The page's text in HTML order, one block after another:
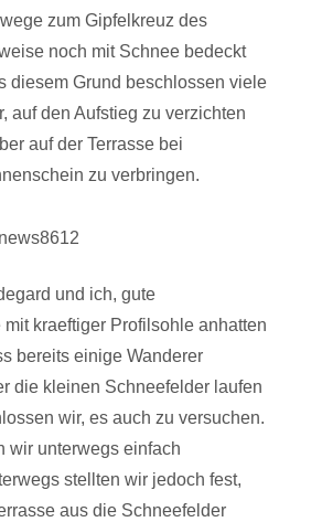
zum Gipfelkreuz des
noch mit Schnee bedeckt
diesem Grund beschlossen viele
auf den Aufstieg zu verzichten
auf der Terrasse bei
zu verbringen.
und ich, gute
kraeftiger Profilsohle anhatten
bereits einige Wanderer
die kleinen Schneefelder laufen
wir, es auch zu versuchen.
wir unterwegs einfach
stellten wir jedoch fest,
aus die Schneefelder